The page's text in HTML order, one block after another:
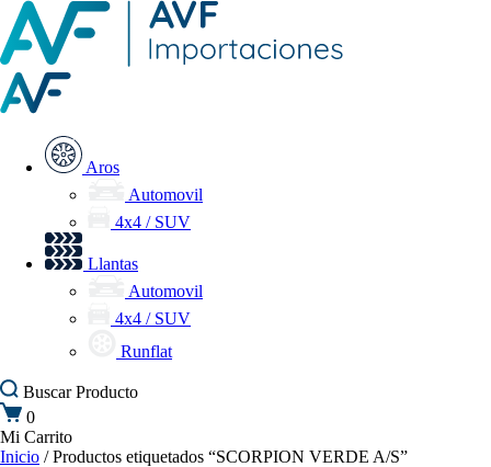
Aros
Automovil
4x4 / SUV
Llantas
Automovil
4x4 / SUV
Runflat
BuscarProducto
0
Mi Carrito
Inicio / Productos etiquetados “SCORPION VERDE A/S”